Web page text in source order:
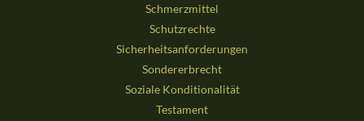
Schmerzmittel
Schutzrechte
Sicherheitsanforderungen
Sondererbrecht
Soziale Konditionalität
Testament